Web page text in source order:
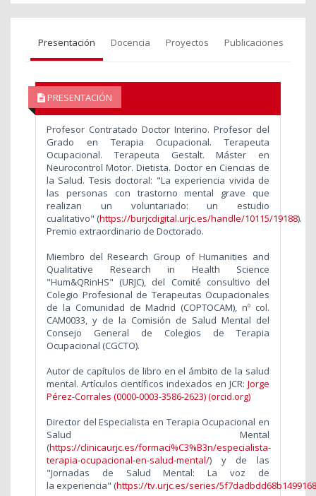
Presentación Docencia Proyectos Publicaciones
PRESENTACIÓN
Profesor Contratado Doctor Interino. Profesor del
Grado en Terapia Ocupacional. Terapeuta
Ocupacional. Terapeuta Gestalt. Máster en
Neurocontrol Motor. Dietista. Doctor en Ciencias de
la Salud. Tesis doctoral: "La experiencia vivida de
las personas con trastorno mental grave que
realizan un voluntariado: un estudio
cualitativo" (https://burjcdigital.urjc.es/handle/10115/19188).
Premio extraordinario de Doctorado.
Miembro del Research Group of Humanities and
Qualitative Research in Health Science
"Hum&QRinHS" (URJC), del Comité consultivo del
Colegio Profesional de Terapeutas Ocupacionales
de la Comunidad de Madrid (COPTOCAM), nº col.
CAM0033, y de la Comisión de Salud Mental del
Consejo General de Colegios de Terapia
Ocupacional (CGCTO).
Autor de capítulos de libro en el ámbito de la salud
mental. Artículos científicos indexados en JCR: Jorge
Pérez-Corrales (0000-0003-3586-2623) (orcid.org)
Director del Especialista en Terapia Ocupacional en
Salud Mental
(https://clinicaurjc.es/formaci%C3%B3n/especialista-
terapia-ocupacional-en-salud-mental/) y de las
"Jornadas de Salud Mental: La voz de
la experiencia" (https://tv.urjc.es/series/